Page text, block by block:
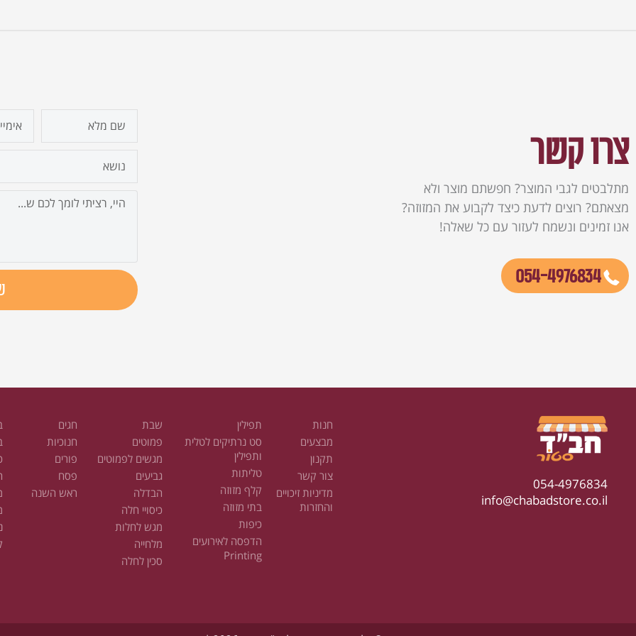
צרו קשר
מתלבטים לגבי המוצר? חפשתם מוצר ולא
מצאתם? רוצים לדעת כיצד לקבוע את המזוזה?
אנו זמינים ונשמח לעזור עם כל שאלה!
054-4976834
הודעה
054-4976834
info@chabadstore.co.il
חנות
מבצעים
תקנון
צור קשר
מדיניות זיכויים
והחזרות
תפילין
סט נרתיקים לטלית
ותפילין
טליתות
קלף מזוזה
בתי מזוזה
כיפות
הדפסה לאירועים
Printing
שבת
פמוטים
מגשים לפמוטים
גביעים
הבדלה
כיסויי חלה
מגש לחלות
מלחייה
סכין לחלה
חגים
חנוכיות
פורים
פסח
ראש השנה